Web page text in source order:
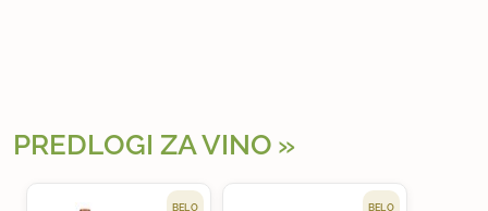
PREDLOGI ZA VINO
BELO BELO